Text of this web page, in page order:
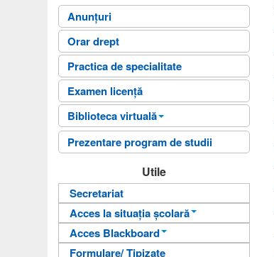
Anunțuri
Orar drept
Practica de specialitate
Examen licență
Biblioteca virtuală
Fișele disciplinelor
Tematică și bibliografie
examene
Prezentare program de studii
Utile
Secretariat
Acces la situația școlară
Informații pentru acces
Acces Blackboard
Formulare/ Tipizate